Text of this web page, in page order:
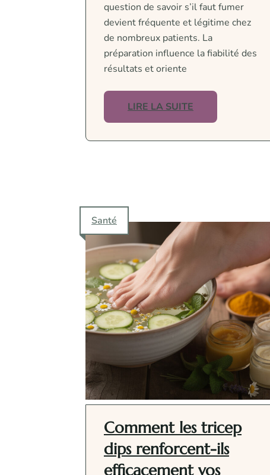
question de savoir s’il faut fumer
devient fréquente et légitime chez
de nombreux patients. La
préparation influence la fiabilité des
résultats et oriente
LIRE LA SUITE
Santé
Comment les tricep
dips renforcent-ils
efficacement vos